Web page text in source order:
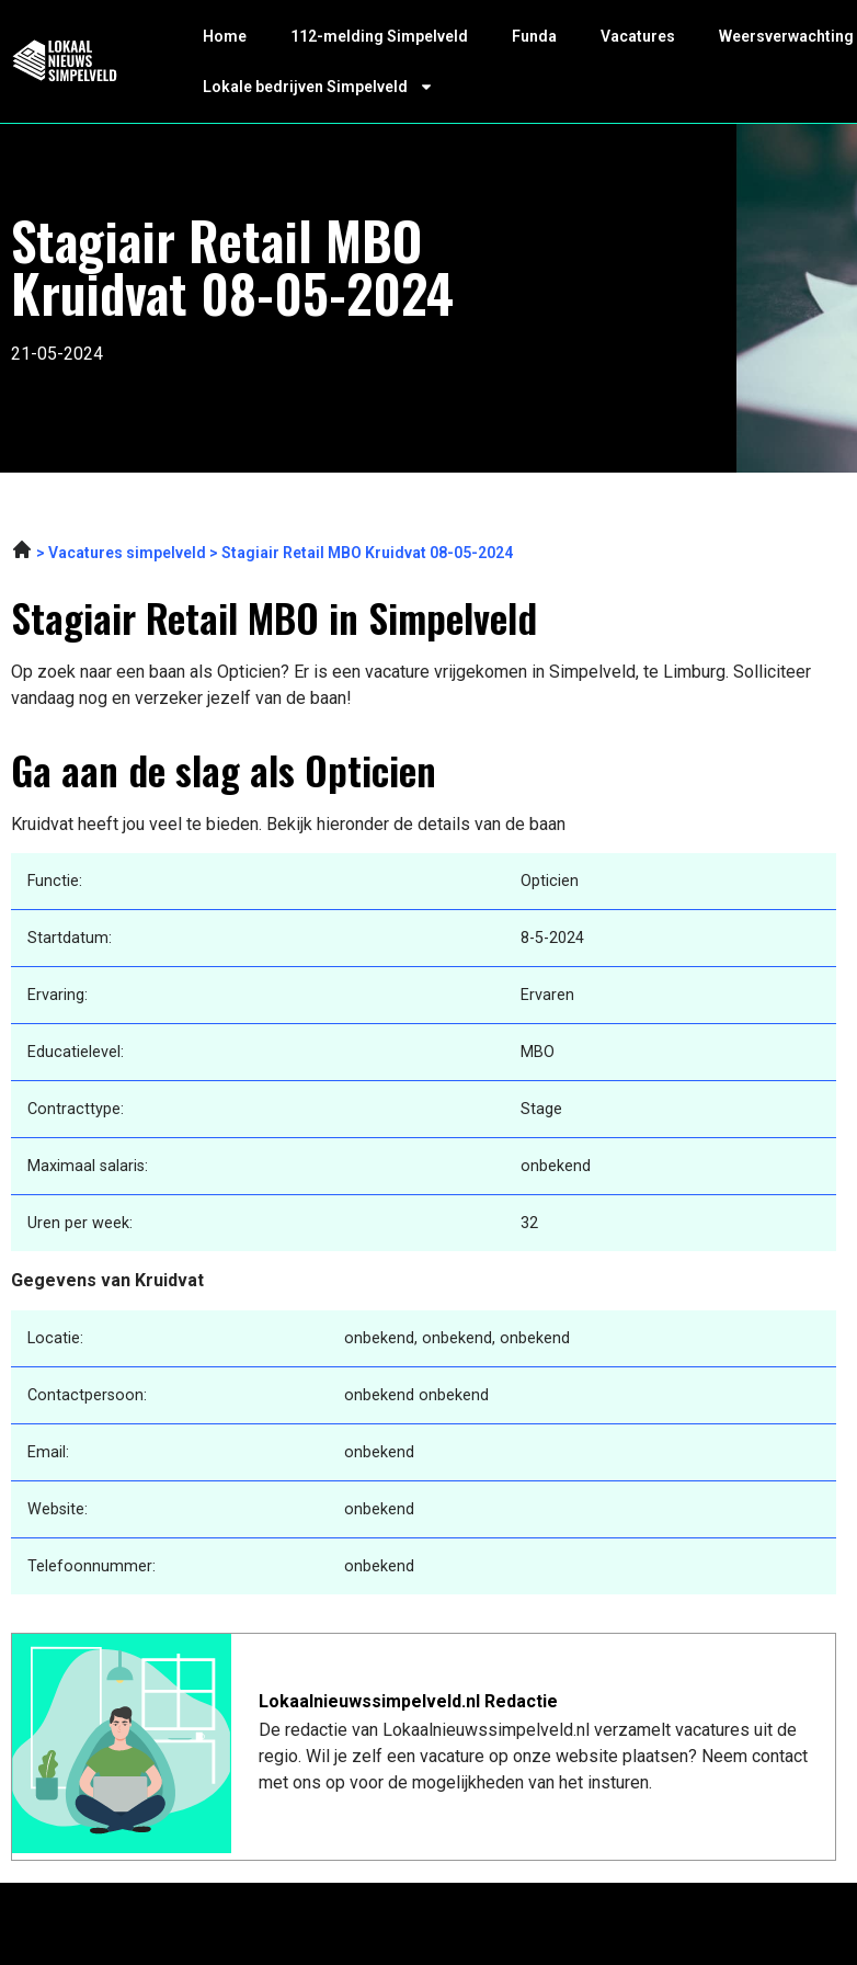
Home 112-melding Simpelveld Funda Vacatures Weersverwachting
Lokale bedrijven Simpelveld
Stagiair Retail MBO
Kruidvat 08-05-2024
21-05-2024
Vacatures simpelveld Stagiair Retail MBO Kruidvat 08-05-2024
Stagiair Retail MBO in Simpelveld
Op zoek naar een baan als Opticien? Er is een vacature vrijgekomen in Simpelveld, te Limburg. Solliciteer
vandaag nog en verzeker jezelf van de baan!
Ga aan de slag als Opticien
Kruidvat heeft jou veel te bieden. Bekijk hieronder de details van de baan
Functie: Opticien
Startdatum: 8-5-2024
Ervaring: Ervaren
Educatielevel: MBO
Contracttype: Stage
Maximaal salaris: onbekend
Uren per week: 32
Gegevens van Kruidvat
Locatie: onbekend, onbekend, onbekend
Contactpersoon: onbekend onbekend
Email: onbekend
Website: onbekend
Telefoonnummer: onbekend
Lokaalnieuwssimpelveld.nl Redactie
De redactie van Lokaalnieuwssimpelveld.nl verzamelt vacatures uit de
regio. Wil je zelf een vacature op onze website plaatsen? Neem contact
met ons op voor de mogelijkheden van het insturen.